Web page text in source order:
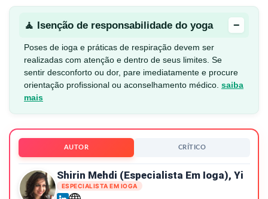
🧘 Isenção de responsabilidade do yoga −
Poses de ioga e práticas de respiração devem ser
realizadas com atenção e dentro de seus limites. Se
sentir desconforto ou dor, pare imediatamente e procure
orientação profissional ou aconselhamento médico. saiba
mais
AUTOR CRÍTICO
Shirin Mehdi (especialista Em Ioga), Yi
ESPECIALISTA EM IOGA